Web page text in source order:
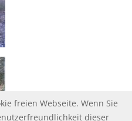
freien Webseite. Wenn Sie
dieser